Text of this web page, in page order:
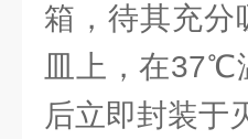
箱，待其充分
皿上，在37℃
后立即封装于